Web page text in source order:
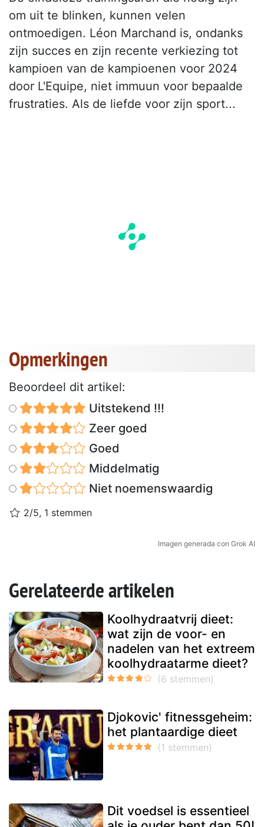
om uit te blinken, kunnen velen
ontmoedigen. Léon Marchand is, ondanks
zijn succes en zijn recente verkiezing tot
kampioen van de kampioenen voor 2024
door L'Equipe, niet immuun voor bepaalde
frustraties. Als de liefde voor zijn sport...
Opmerkingen
Beoordeel dit artikel:
Uitstekend !!!
Zeer goed
Goed
Middelmatig
Niet noemenswaardig
2/5, 1 stemmen
Imagen generada con Grok AI
Gerelateerde artikelen
Koolhydraatvrij dieet:
wat zijn de voor- en
nadelen van het extreem
koolhydraatarme dieet?
Djokovic' fitnessgeheim:
het plantaardige dieet
Dit voedsel is essentieel